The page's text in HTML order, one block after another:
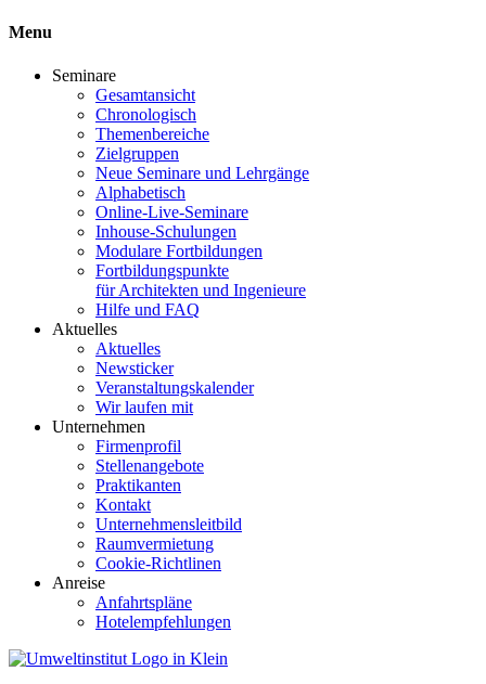
Menu
Seminare
Gesamtansicht
Chronologisch
Themenbereiche
Zielgruppen
Neue Seminare und Lehrgänge
Alphabetisch
Online-Live-Seminare
Inhouse-Schulungen
Modulare Fortbildungen
Fortbildungspunkte
für Architekten und Ingenieure
Hilfe und FAQ
Aktuelles
Aktuelles
Newsticker
Veranstaltungskalender
Wir laufen mit
Unternehmen
Firmenprofil
Stellenangebote
Praktikanten
Kontakt
Unternehmensleitbild
Raumvermietung
Cookie-Richtlinen
Anreise
Anfahrtspläne
Hotelempfehlungen